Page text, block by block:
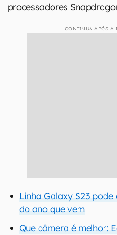
processadores
CONTINUA APÓS A
Linha Galaxy S23
do ano que vem
Que câmera é melhor: